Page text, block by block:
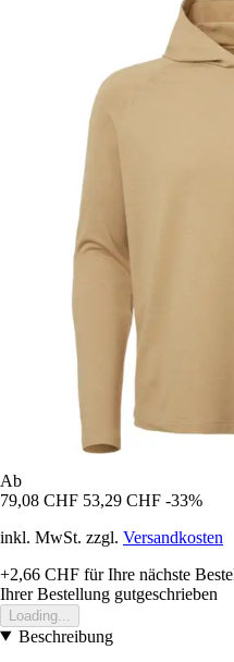
Ab
79,08 CHF 53,29 CHF -33%
inkl. MwSt. zzgl. Versandkosten
+2,66 CHF für Ihre nächste
Ihrer Bestellung gutgeschrieben
Loading...
Beschreibung